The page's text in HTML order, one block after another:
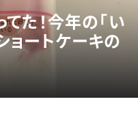
た！今年の「い
ョートケーキの